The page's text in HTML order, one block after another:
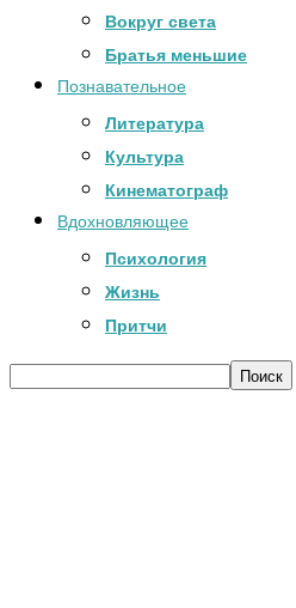
Вокруг света
Братья меньшие
Познавательное
Литература
Культура
Кинематограф
Вдохновляющее
Психология
Жизнь
Притчи